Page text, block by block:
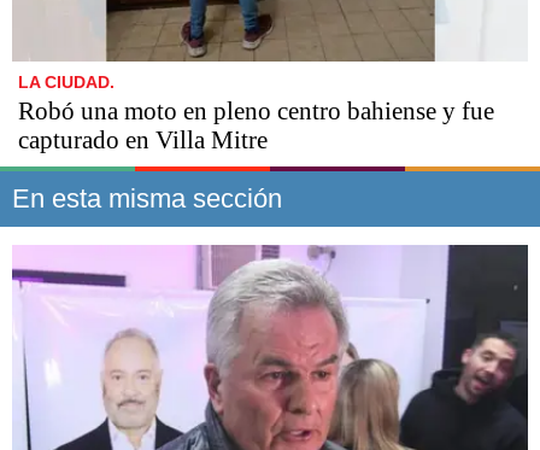
LA CIUDAD.
Robó una moto en pleno centro bahiense y fue
capturado en Villa Mitre
En esta misma sección